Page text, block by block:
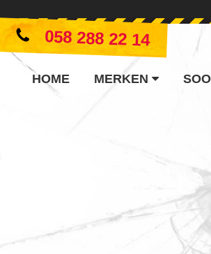
058 288 22 14
HOME MERKEN